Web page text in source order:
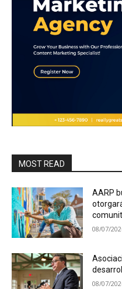
MOST READ
AARP
08/07/
08/07/